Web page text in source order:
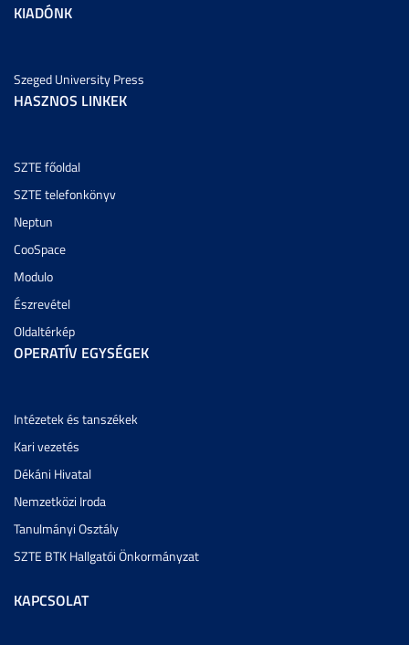
KIADÓNK
Szeged University Press
HASZNOS LINKEK
SZTE főoldal
SZTE telefonkönyv
Neptun
CooSpace
Modulo
Észrevétel
Oldaltérkép
OPERATÍV EGYSÉGEK
Intézetek és tanszékek
Kari vezetés
Dékáni Hivatal
Nemzetközi Iroda
Tanulmányi Osztály
SZTE BTK Hallgatói Önkormányzat
KAPCSOLAT